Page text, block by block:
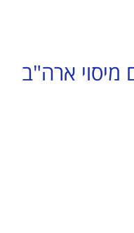
מיסוי ארה"ב